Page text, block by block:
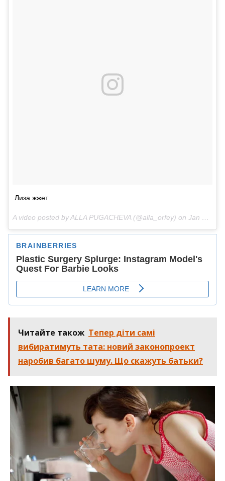
Лиза жжет
A video posted by ALLA PUGACHEVA (@alla_orfey) on Jan 15, 2017 at 1:53am PST
Читайте також Тепер діти самі
вибиратимуть тата: новий законопроект
наробив багато шуму. Що скажуть батьки?